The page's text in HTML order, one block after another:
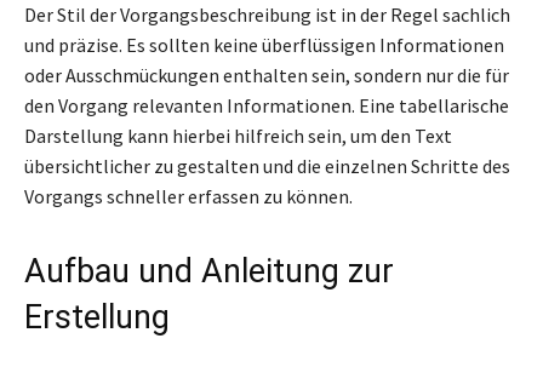
Der Stil der Vorgangsbeschreibung ist in der Regel sachlich
und präzise. Es sollten keine überflüssigen Informationen
oder Ausschmückungen enthalten sein, sondern nur die für
den Vorgang relevanten Informationen. Eine tabellarische
Darstellung kann hierbei hilfreich sein, um den Text
übersichtlicher zu gestalten und die einzelnen Schritte des
Vorgangs schneller erfassen zu können.
Aufbau und Anleitung zur
Erstellung